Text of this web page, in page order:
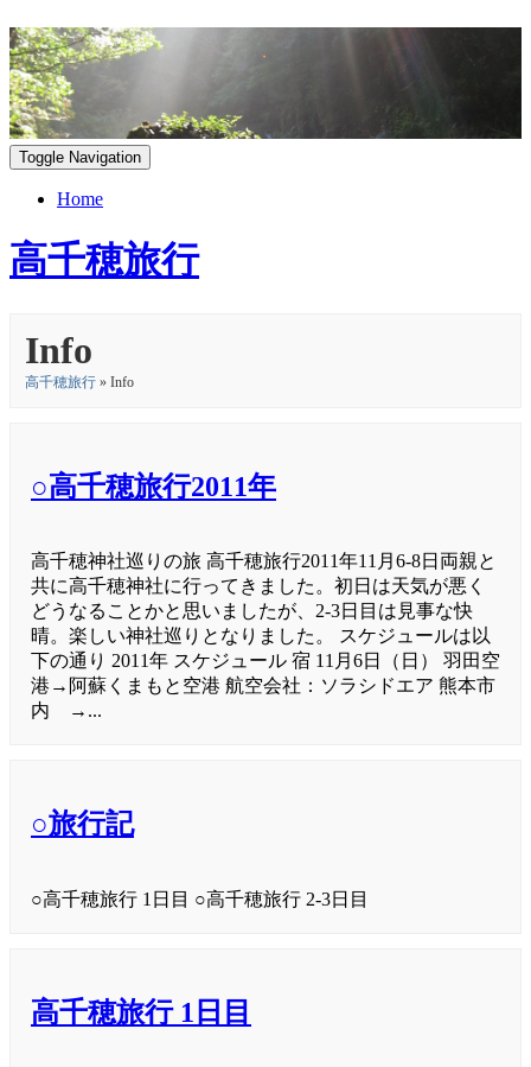
Toggle Navigation
Home
高千穂旅行
Info
高千穂旅行 » Info
○高千穂旅行2011年
高千穂神社巡りの旅 高千穂旅行2011年11月6-8日両親と
共に高千穂神社に行ってきました。初日は天気が悪く
どうなることかと思いましたが、2-3日目は見事な快
晴。楽しい神社巡りとなりました。 スケジュールは以
下の通り 2011年 スケジュール 宿 11月6日（日） 羽田空
港→阿蘇くまもと空港 航空会社：ソラシドエア 熊本市
内 →...
○旅行記
○高千穂旅行 1日目 ○高千穂旅行 2-3日目
高千穂旅行 1日目